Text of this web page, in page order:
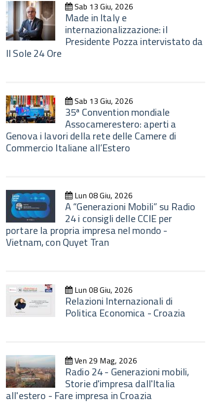
Sab 13 Giu, 2026
Made in Italy e
internazionalizzazione: il
Presidente Pozza intervistato da
Il Sole 24 Ore
Sab 13 Giu, 2026
35ª Convention mondiale
Assocamerestero: aperti a
Genova i lavori della rete delle Camere di
Commercio Italiane all’Estero
Lun 08 Giu, 2026
A “Generazioni Mobili” su Radio
24 i consigli delle CCIE per
portare la propria impresa nel mondo -
Vietnam, con Quyet Tran
Lun 08 Giu, 2026
Relazioni Internazionali di
Politica Economica - Croazia
Ven 29 Mag, 2026
Radio 24 - Generazioni mobili,
Storie d'impresa dall'Italia
all'estero - Fare impresa in Croazia